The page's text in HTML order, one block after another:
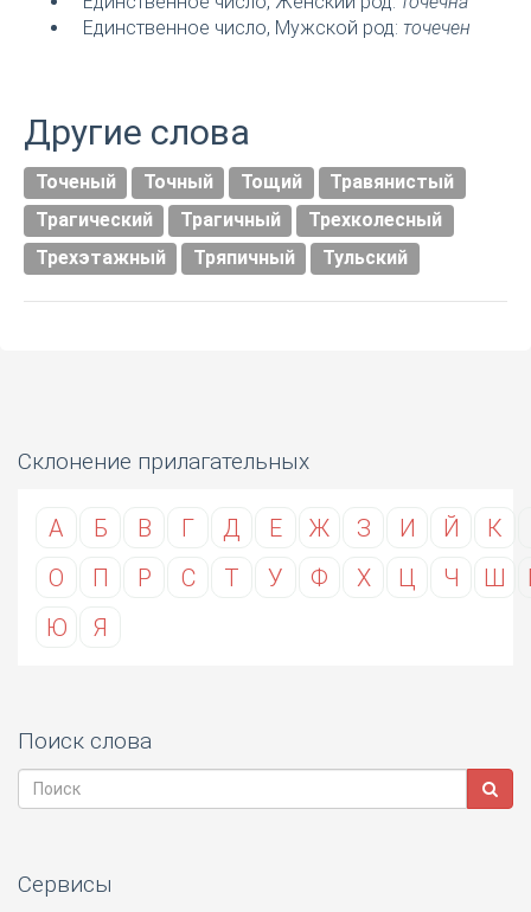
Единственное число, Мужской род: точечен
Другие слова
Точеный Точный Тощий
Травянистый
Трагический
Трагичный
Трехколесный
Трехэтажный
Тряпичный Тульский
Склонение прилагательных
А Б В Г Д Е Ж З И Й К
О
П Р С Т У Ф Х Ц Ч Ш
Ю
Я
Поиск слова
Сервисы